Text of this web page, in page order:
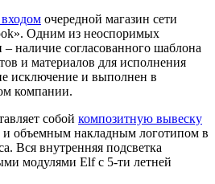
очередной магазин сети
Одним из неоспоримых
– наличие согласованного шаблона
и материалов для исполнения
исключение и выполнен в
компании.
собой композитную вывеску
и объемным накладным логотипом в
Вся внутренняя подсветка
модулями Elf с 5-ти летней